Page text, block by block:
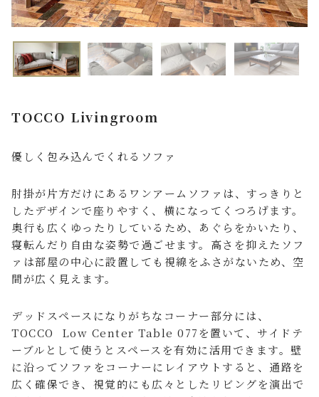
特定商取引法について
TOCCO Livingroom
優しく包み込んでくれるソファ
肘掛が片方だけにあるワンアームソファは、すっきりと
したデザインで座りやすく、横になってくつろげます。
奥行も広くゆったりしているため、あぐらをかいたり、
寝転んだり自由な姿勢で過ごせます。高さを抑えたソフ
ァは部屋の中心に設置しても視線をふさがないため、空
間が広く見えます。
デッドスペースになりがちなコーナー部分には、
TOCCO Low Center Table 077を置いて、サイドテ
ーブルとして使うとスペースを有効に活用できます。壁
に沿ってソファをコーナーにレイアウトすると、通路を
広く確保でき、視覚的にも広々としたリビングを演出で